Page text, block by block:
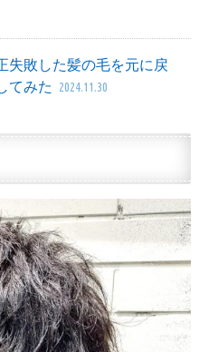
失敗した髪の毛を元に戻
てみた
2024.11.30